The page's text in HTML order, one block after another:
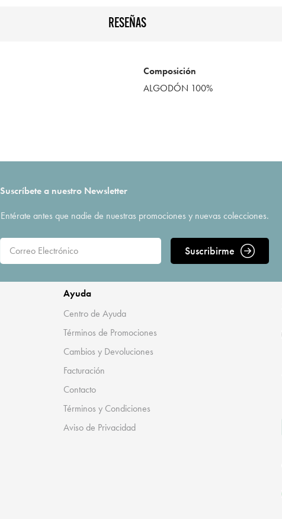
RESEÑAS
Composición
ALGODÓN 100%
Suscríbete a nuestro Newsletter
Entérate antes que nadie de nuestras promociones y nuevas colecciones.
Suscribirme
Ayuda
Centro de Ayuda
Términos de Promociones
Cambios y Devoluciones
Facturación
Contacto
Términos y Condiciones
Aviso de Privacidad